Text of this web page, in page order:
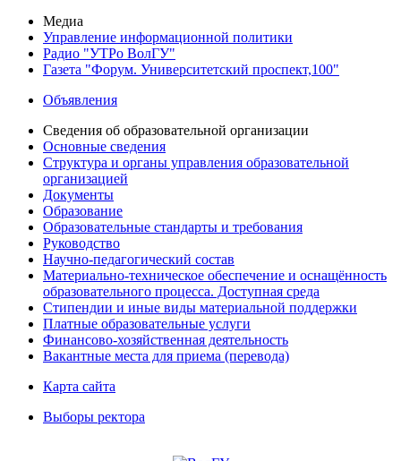
Медиа
Управление информационной политики
Радио "УТРо ВолГУ"
Газета "Форум. Университетский проспект,100"
Объявления
Сведения об образовательной организации
Основные сведения
Структура и органы управления образовательной
организацией
Документы
Образование
Образовательные стандарты и требования
Руководство
Научно-педагогический состав
Материально-техническое обеспечение и оснащённость
образовательного процесса. Доступная среда
Стипендии и иные виды материальной поддержки
Платные образовательные услуги
Финансово-хозяйственная деятельность
Вакантные места для приема (перевода)
Карта сайта
Выборы ректора